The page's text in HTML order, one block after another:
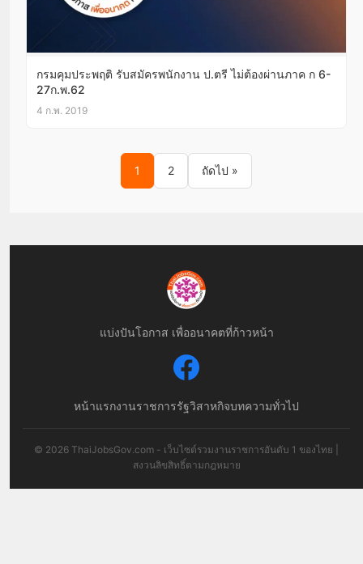
กรมคุมประพฤติ รับสมัครพนักงาน ป.ตรี ไม่ต้องผ่านภาค ก 6-
27ก.พ.62
4 ก.พ. 2019
Posts pagination
1 2 ถัดไป »
แบ่งปันโอกาส เพื่ออนาคตที่ก้าวหน้า
หน้าแรกงานราชการรัฐวิสาหกิจบทความทั่วไป
© 2026 ThaiJobsGov.com - เว็บไซต์รวมงานราชการอันดับ 1 ของไทย |
สงวนลิขสิทธิ์ตามกฎหมาย